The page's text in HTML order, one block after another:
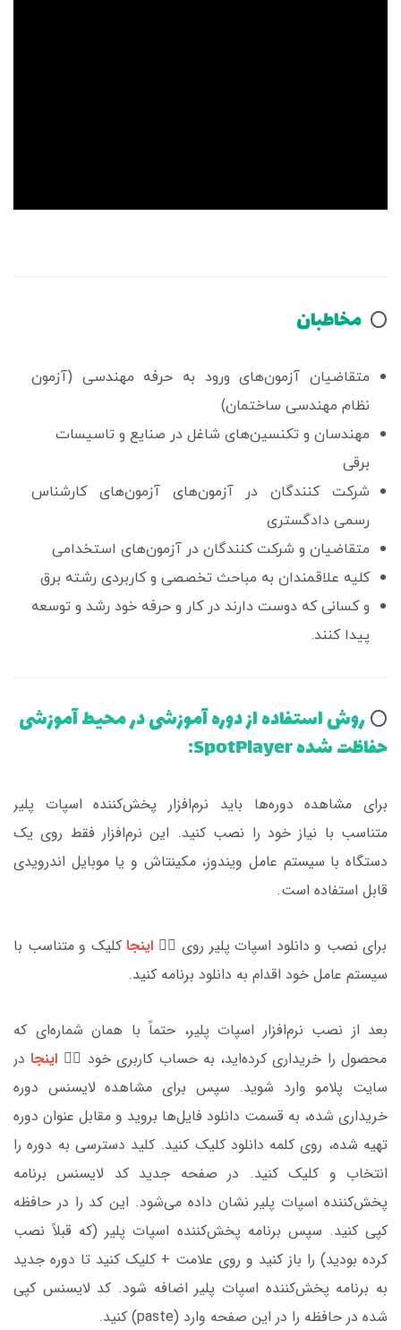
⭕️ مخاطبان
متقاضیان آزمون‌های ورود به حرفه مهندسی (آزمون
نظام مهندسی ساختمان)
مهندسان و تکنسین‌های شاغل در صنایع و تاسیسات
برقی
شرکت کنندگان در آزمون‌های آزمون‌های کارشناس
رسمی دادگستری
متقاضیان و شرکت کنندگان در آزمون‌های استخدامی
کلیه علاقمندان به مباحث تخصصی و کاربردی رشته برق
و کسانی که دوست دارند در کار و حرفه خود رشد و توسعه
پیدا کنند.
⭕️ روش استفاده از دوره آموزشی در محیط آموزشی
حفاظت شده SpotPlayer:
برای مشاهده دوره‌ها باید نرم‌افزار پخش‌کننده اسپات پلیر
متناسب با نیاز خود را نصب کنید. این نرم‌افزار فقط روی یک
دستگاه با سیستم عامل ویندوز، مکینتاش و یا موبایل اندرویدی
قابل‌ استفاده است.
برای نصب و دانلود اسپات پلیر روی 👈🏼 اینجا کلیک و متناسب با
سیستم عامل خود اقدام به دانلود برنامه کنید.
بعد از نصب نرم‌افزار اسپات پلیر، حتماً با همان شماره‌ای که
محصول را خریداری کرده‌اید، به حساب کاربری خود 👈🏼 اینجا در
سایت پلامو وارد شوید. سپس برای مشاهده لایسنس دوره
خریداری شده، به قسمت دانلود فایل‌ها بروید و مقابل عنوان دوره
تهیه شده، روی کلمه دانلود کلیک کنید. کلید دسترسی به دوره را
انتخاب و کلیک کنید. در صفحه جدید کد لایسنس برنامه
پخش‌کننده اسپات پلیر نشان داده می‌شود. این کد را در حافظه
کپی کنید. سپس برنامه‌ پخش‌کننده اسپات پلیر (که قبلاً نصب
کرده بودید) را باز کنید و روی علامت + کلیک کنید تا دوره جدید
به برنامه پخش‌کننده اسپات پلیر اضافه شود. کد لایسنس کپی
شده در حافظه را در این صفحه وارد (paste) کنید.